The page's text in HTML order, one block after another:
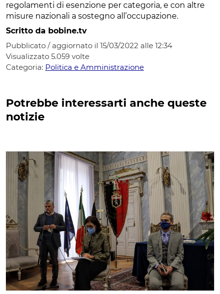
regolamenti di esenzione per categoria, e con altre
misure nazionali a sostegno all’occupazione.
Scritto da bobine.tv
Pubblicato / aggiornato il 15/03/2022 alle 12:34
Visualizzato 5.059 volte
Categoria: Politica e Amministrazione
Potrebbe interessarti anche queste
notizie